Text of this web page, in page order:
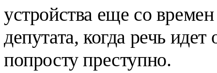
устройства еще со
депутата, когда речь
попросту преступно.